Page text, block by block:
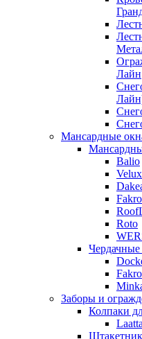
Лайн
Мансардные
Balio
Roto
Fakro
Заборы и
Колпаки
Laatta